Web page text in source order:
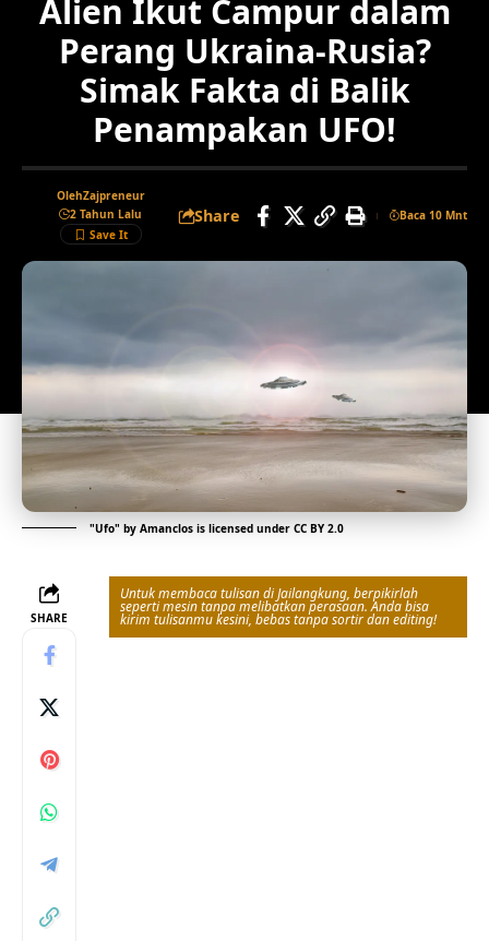
Alien Ikut Campur dalam
Perang Ukraina-Rusia?
Simak Fakta di Balik
Penampakan UFO!
OlehZajpreneur
2 Tahun Lalu
Share Baca 10 Mnt
"Ufo" by Amanclos is licensed under CC BY 2.0
SHARE
Untuk membaca tulisan di Jailangkung, berpikirlah
seperti mesin tanpa melibatkan perasaan. Anda bisa
kirim tulisanmu kesini, bebas tanpa sortir dan editing!